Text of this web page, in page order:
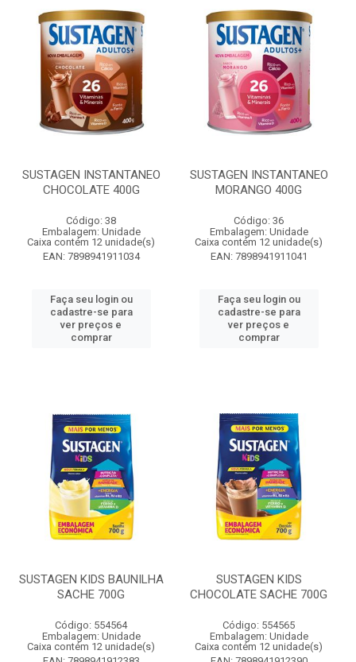
SUSTAGEN INSTANTANEO
CHOCOLATE 400G
Código: 38
Embalagem: Unidade
Caixa contém 12 unidade(s)
EAN: 7898941911034
Faça seu login ou
cadastre-se para
ver preços e
comprar
SUSTAGEN INSTANTANEO
MORANGO 400G
Código: 36
Embalagem: Unidade
Caixa contém 12 unidade(s)
EAN: 7898941911041
Faça seu login ou
cadastre-se para
ver preços e
comprar
SUSTAGEN KIDS BAUNILHA
SACHE 700G
Código: 554564
Embalagem: Unidade
Caixa contém 12 unidade(s)
SUSTAGEN KIDS
CHOCOLATE SACHE 700G
Código: 554565
Embalagem: Unidade
Caixa contém 12 unidade(s)